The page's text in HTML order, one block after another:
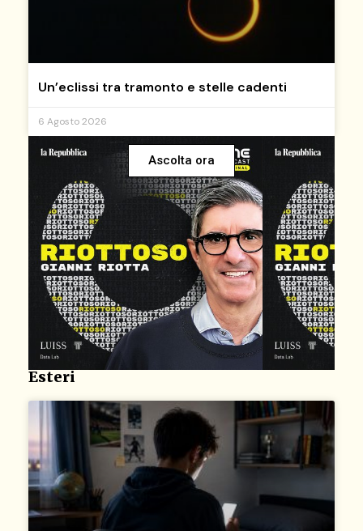
Un’eclissi tra tramonto e stelle cadenti
6 Agosto 2026
Ascolta ora
Esteri